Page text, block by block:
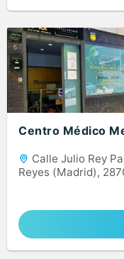
Centro Médico
Calle Julio Rey
Reyes (Madrid),